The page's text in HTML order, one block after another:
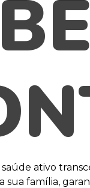
ativo
sua família,